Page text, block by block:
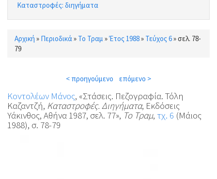
Καταστροφές: διηγήματα
Είστε εδώ
Αρχική » Περιοδικά» Το Τραμ »Έτος 1988» Τεύχος 6»σελ. 78-
79
< προηγούμενο επόμενο >
Κοντολέων Μάνος, «Στάσεις. Πεζογραφία. Τόλη
Καζαντζή, Καταστροφές. Διηγήματα, Εκδόσεις
Υάκινθος, Αθήνα 1987, σελ. 77», Το Τραμ, τχ. 6 (Μάιος
1988), σ. 78-79